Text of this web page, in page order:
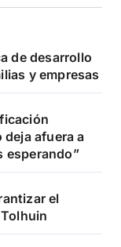
de desarrollo
y empresas
afuera a
esperando”
el